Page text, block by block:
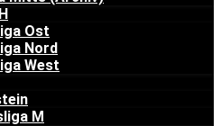
Ost
Nord
West
M